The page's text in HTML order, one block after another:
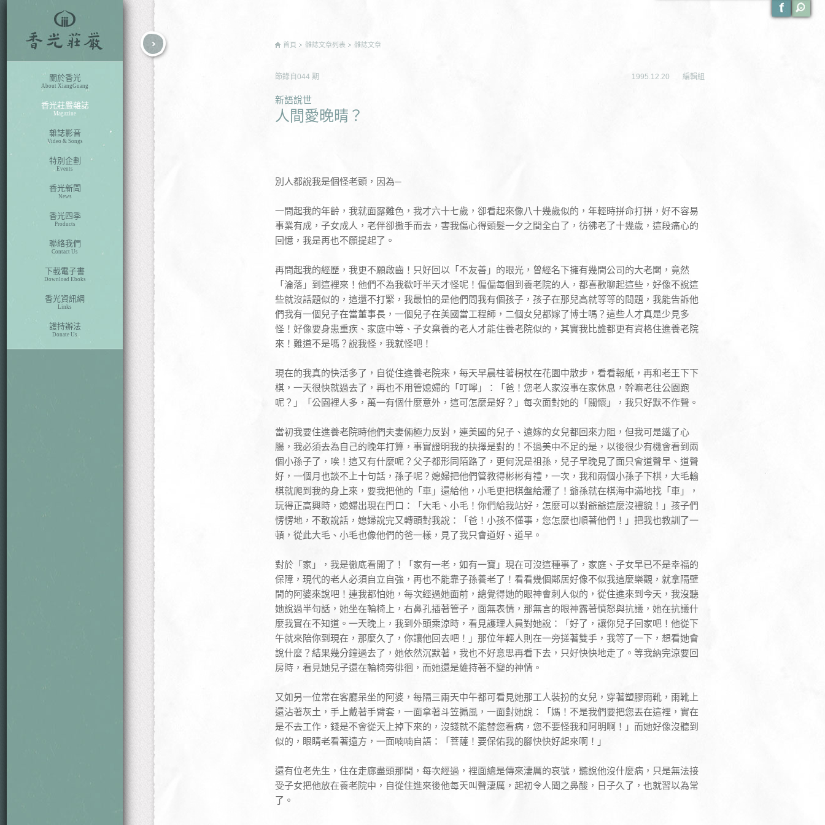
關於香光
About XiangGuang
香光莊嚴雜誌
Magazine
雜誌影音
Video & Songs
特別企劃
Events
香光新聞
News
香光四季
Products
聯絡我們
Contact Us
下載電子書
Download Eboks
香光資訊網
Links
護持辦法
Donate Us
首頁 雜誌文章列表 雜誌文章
節錄自 044 期 1995.12.20 編輯組
新語說世
人間愛晚晴？
別人都說我是個怪老頭，因為─
一問起我的年齡，我就面露難色，我才六十七歲，卻看起來像八十幾歲似的，年輕時拼命打拼，好不容易
事業有成，子女成人，老伴卻撒手而去，害我傷心得頭髮一夕之間全白了，彷彿老了十幾歲，這段痛心的
回憶，我是再也不願提起了。
再問起我的經歷，我更不願啟齒！只好回以「不友善」的眼光，曾經名下擁有幾間公司的大老闆，竟然
「淪落」到這裡來！他們不為我欷吁半天才怪呢！偏偏每個到養老院的人，都喜歡聊起這些，好像不說這
些就沒話題似的，這還不打緊，我最怕的是他們問我有個孩子，孩子在那兒高就等等的問題，我能告訴他
們我有一個兒子在當董事長，一個兒子在美國當工程師，二個女兒都嫁了博士嗎？這些人才真是少見多
怪！好像要身患重疾、家庭中等、子女棄養的老人才能住養老院似的，其實我比誰都更有資格住進養老院
來！難道不是嗎？說我怪，我就怪吧！
現在的我真的快活多了，自從住進養老院來，每天早晨柱著柺杖在花園中散步，看看報紙，再和老王下下
棋，一天很快就過去了，再也不用管媳婦的「叮嚀」：「爸！您老人家沒事在家休息，幹嘛老往公園跑
呢？」「公園裡人多，萬一有個什麼意外，這可怎麼是好？」每次面對她的「關懷」，我只好默不作聲。
當初我要住進養老院時他們夫妻倆極力反對，連美國的兒子、遠嫁的女兒都回來力阻，但我可是鐵了心
腸，我必須去為自己的晚年打算，事實證明我的抉擇是對的！不過美中不足的是，以後很少有機會看到兩
個小孫子了，唉！這又有什麼呢？父子都形同陌路了，更何況是祖孫，兒子早晚見了面只會道聲早、道聲
好，一個月也談不上十句話，孫子呢？媳婦把他們管教得彬彬有禮，一次，我和兩個小孫子下棋，大毛輸
棋就爬到我的身上來，要我把他的「車」還給他，小毛更把棋盤給灑了！爺孫就在棋海中滿地找「車」，
玩得正高興時，媳婦出現在門口：「大毛、小毛！你們給我站好，怎麼可以對爺爺這麼沒禮貌！」孩子們
愣愣地，不敢說話，媳婦說完又轉頭對我說：「爸！小孩不懂事，您怎麼也順著他們！」把我也教訓了一
頓，從此大毛、小毛也像他們的爸一樣，見了我只會道好、道早。
對於「家」，我是徹底看開了！「家有一老，如有一寶」現在可沒這種事了，家庭、子女早已不是幸福的
保障，現代的老人必須自立自強，再也不能靠子孫養老了！看看幾個鄰居好像不似我這麼樂觀，就拿隔壁
間的阿婆來說吧！連我都怕她，每次經過她面前，總覺得她的眼神會刺人似的，從住進來到今天，我沒聽
她說過半句話，她坐在輪椅上，右鼻孔插著管子，面無表情，那無言的眼神露著憤怒與抗議，她在抗議什
麼我實在不知道。一天晚上，我到外頭乘涼時，看見護理人員對她說：「好了，讓你兒子回家吧！他從下
午就來陪你到現在，那麼久了，你讓他回去吧！」那位年輕人則在一旁搓著雙手，我等了一下，想看她會
說什麼？結果幾分鐘過去了，她依然沉默著，我也不好意思再看下去，只好快快地走了。等我納完涼要回
房時，看見她兒子還在輪椅旁徘徊，而她還是維持著不變的神情。
又如另一位常在客廳呆坐的阿婆，每隔三兩天中午都可看見她那工人裝扮的女兒，穿著塑膠雨靴，雨靴上
還沾著灰土，手上戴著手臂套，一面拿著斗笠搧風，一面對她說：「媽！不是我們要把您丟在這裡，實在
是不去工作，錢是不會從天上掉下來的，沒錢就不能替您看病，您不要怪我和阿明啊！」而她好像沒聽到
似的，眼睛老看著遠方，一面喃喃自語：「菩薩！要保佑我的腳快快好起來啊！」
還有位老先生，住在走廊盡頭那間，每次經過，裡面總是傳來淒厲的哀號，聽說他沒什麼病，只是無法接
受子女把他放在養老院中，自從住進來後他每天叫聲淒厲，起初令人聞之鼻酸，日子久了，也就習以為常
了。